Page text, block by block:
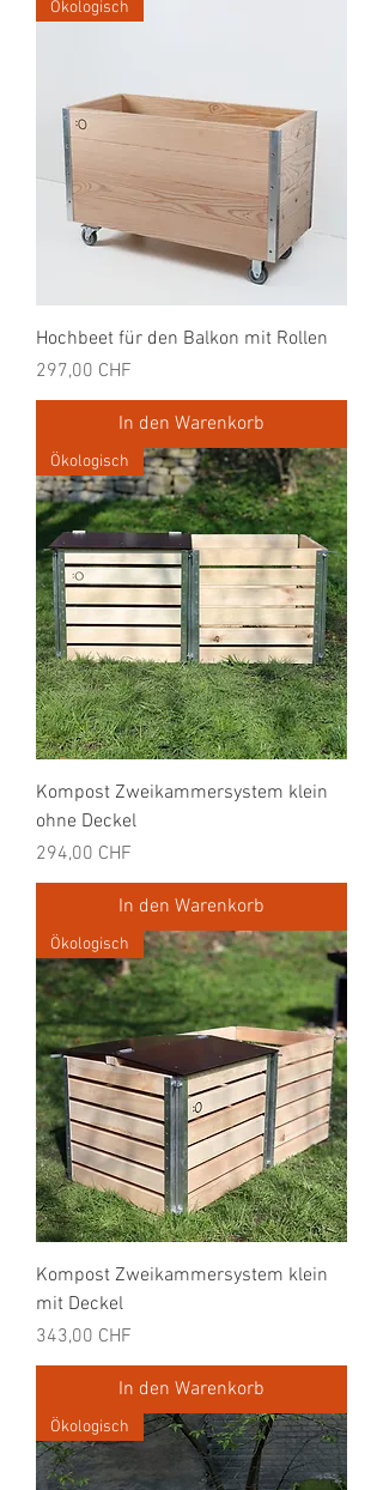
Ökologisch
Hochbeet für den Balkon mit Rollen
Preis
297,00 CHF
In den Warenkorb
Ökologisch
Kompost Zweikammersystem klein
ohne Deckel
Preis
294,00 CHF
In den Warenkorb
Ökologisch
Kompost Zweikammersystem klein
mit Deckel
Preis
343,00 CHF
In den Warenkorb
Ökologisch